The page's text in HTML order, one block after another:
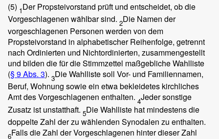
(5) 1Der Propsteivorstand prüft und entscheidet, ob die
Vorgeschlagenen wählbar sind. 2Die Namen der
vorgeschlagenen Personen werden von dem
Propsteivorstand in alphabetischer Reihenfolge, getrennt
nach Ordinierten und Nichtordinierten, zusammengestellt
und bilden die für die Stimmzettel maßgebliche Wahlliste
(§ 9 Abs. 3). 3Die Wahlliste soll Vor- und Familiennamen,
Beruf, Wohnung sowie ein etwa bekleidetes kirchliches
Amt des Vorgeschlagenen enthalten. 4Jeder sonstige
Zusatz ist unstatthaft. 5Die Wahlliste hat mindestens die
doppelte Zahl der zu wählenden Synodalen zu enthalten.
6Falls die Zahl der Vorgeschlagenen hinter dieser Zahl